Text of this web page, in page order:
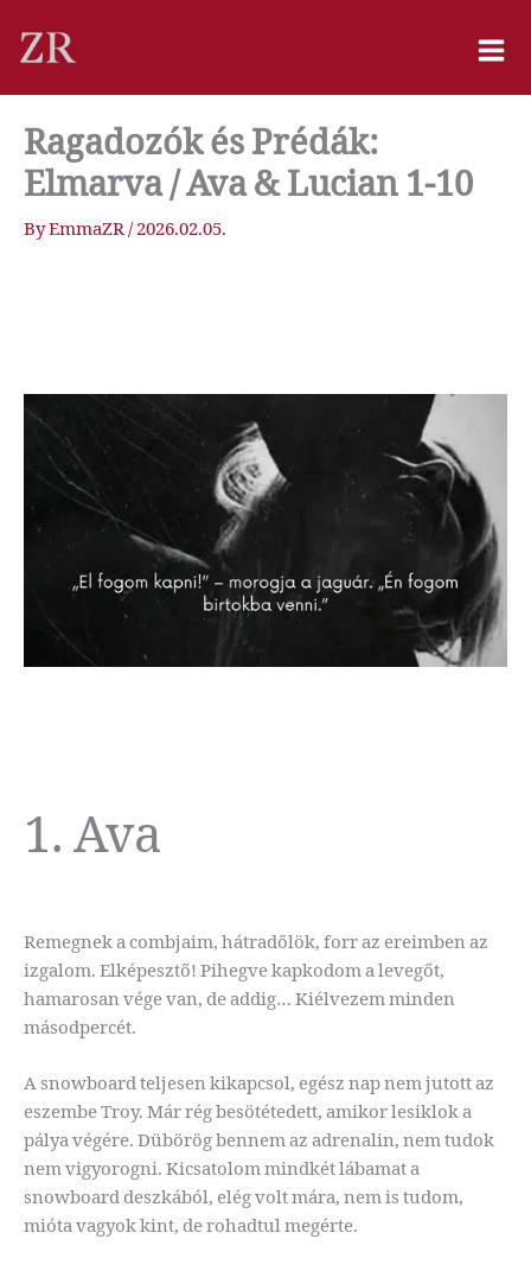
content
Ragadozók és Prédák:
Elmarva / Ava & Lucian 1-10
ByEmmaZR /2026.02.05.
1. Ava
Remegnek a combjaim, hátradőlök, forr az ereimben az
izgalom. Elképesztő! Pihegve kapkodom a levegőt,
hamarosan vége van, de addig… Kiélvezem minden
másodpercét.
A snowboard teljesen kikapcsol, egész nap nem jutott az
eszembe Troy. Már rég besötétedett, amikor lesiklok a
pálya végére. Dübörög bennem az adrenalin, nem tudok
nem vigyorogni. Kicsatolom mindkét lábamat a
snowboard deszkából, elég volt mára, nem is tudom,
mióta vagyok kint, de rohadtul megérte.